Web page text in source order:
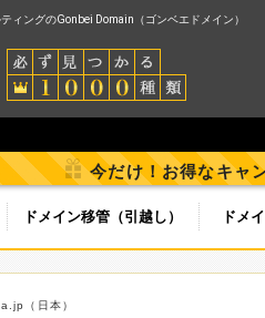
ィングのGonbei Domain（ゴンベエドメイン）
今だけ！お得なキャ
ドメイン移管（引越し） ドメ
（日本）